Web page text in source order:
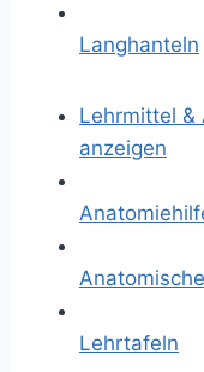
Langhanteln
Lehrmittel &
anzeigen
Lehrtafeln